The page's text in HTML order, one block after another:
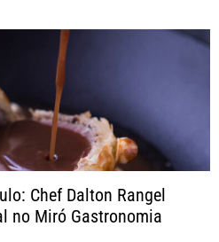
Chef Dalton Rangel
no Miró Gastronomia